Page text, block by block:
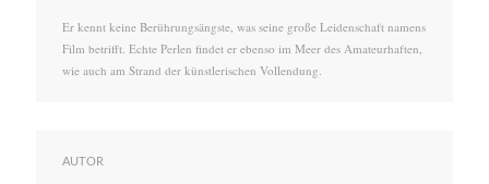
Er kennt keine Berührungsängste, was seine große Leidenschaft namens
Film betrifft. Echte Perlen findet er ebenso im Meer des Amateurhaften,
wie auch am Strand der künstlerischen Vollendung.
AUTOR